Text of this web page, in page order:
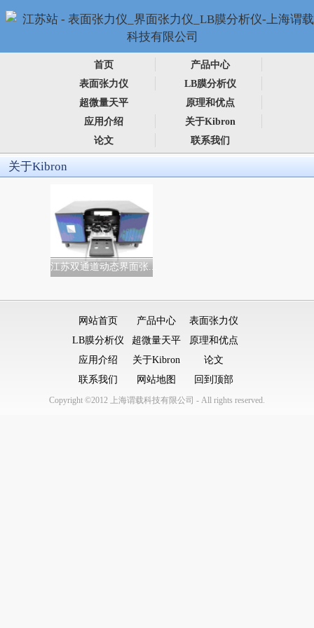
首页
产品中心
表面张力仪
LB膜分析仪
超微量天平
原理和优点
应用介绍
关于Kibron
论文
联系我们
关于Kibron
江苏双通道动态界面张...
网站首页 产品中心
表面张力仪
LB膜分析仪
超微量天平
原理和优点
应用介绍
关于Kibron
论文
联系我们
网站地图 回到顶部
Copyright ©2012 上海谓载科技有限公司 - All rights reserved.